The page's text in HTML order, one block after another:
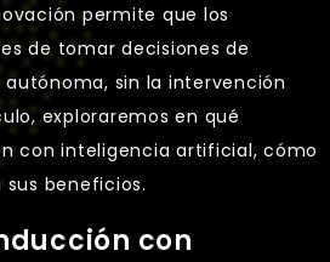
permite que los
de tomar decisiones de
sin la intervención
exploraremos en qué
con inteligencia artificial, cómo
beneficios.
con